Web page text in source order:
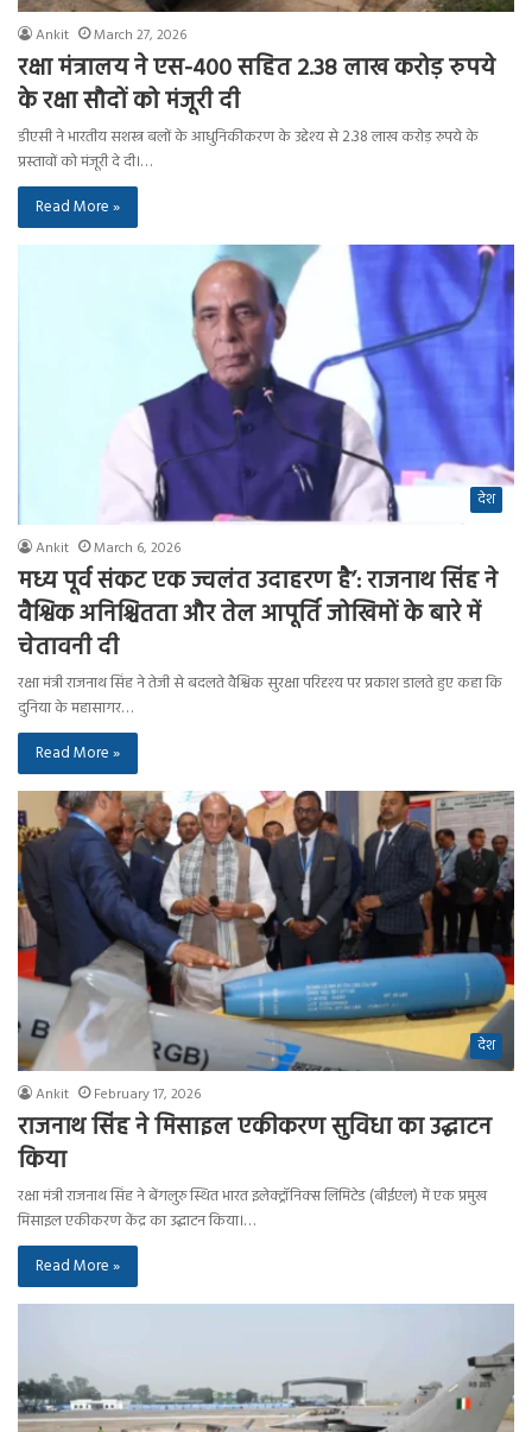
Ankit March 27, 2026
रक्षा मंत्रालय ने एस-400 सहित 2.38 लाख करोड़ रुपये
के रक्षा सौदों को मंजूरी दी
डीएसी ने भारतीय सशस्त्र बलों के आधुनिकीकरण के उद्देश्य से 2.38 लाख करोड़ रुपये के
प्रस्तावों को मंजूरी दे दी।…
Read More »
देश
Ankit March 6, 2026
मध्य पूर्व संकट एक ज्वलंत उदाहरण है’: राजनाथ सिंह ने
वैश्विक अनिश्चितता और तेल आपूर्ति जोखिमों के बारे में
चेतावनी दी
रक्षा मंत्री राजनाथ सिंह ने तेजी से बदलते वैश्विक सुरक्षा परिदृश्य पर प्रकाश डालते हुए कहा कि
दुनिया के महासागर…
Read More »
देश
Ankit February 17, 2026
राजनाथ सिंह ने मिसाइल एकीकरण सुविधा का उद्घाटन
किया
रक्षा मंत्री राजनाथ सिंह ने बेंगलुरु स्थित भारत इलेक्ट्रॉनिक्स लिमिटेड (बीईएल) में एक प्रमुख
मिसाइल एकीकरण केंद्र का उद्घाटन किया।…
Read More »